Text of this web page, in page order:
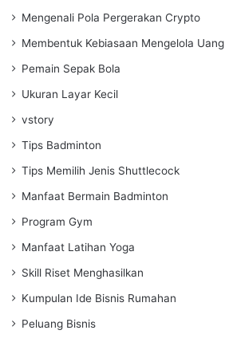
Mengenali Pola Pergerakan Crypto
Membentuk Kebiasaan Mengelola Uang
Pemain Sepak Bola
Ukuran Layar Kecil
vstory
Tips Badminton
Tips Memilih Jenis Shuttlecock
Manfaat Bermain Badminton
Program Gym
Manfaat Latihan Yoga
Skill Riset Menghasilkan
Kumpulan Ide Bisnis Rumahan
Peluang Bisnis